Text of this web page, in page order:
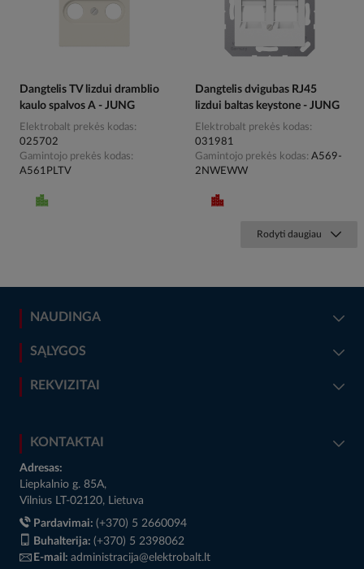
Dangtelis TV lizdui dramblio
kaulo spalvos A - JUNG
Elektrobalt prekės kodas
025702
Gamintojo prekės kodas
A561PLTV
Dangtelis dvigubas RJ45
lizdui baltas keystone - JUNG
Elektrobalt prekės kodas
031981
Gamintojo prekės kodas A569-
2NWEWW
Rodyti daugiau
NAUDINGA
SĄLYGOS
REKVIZITAI
KONTAKTAI
Adresas:
Liepkalnio g. 85A,
Vilnius LT-02120, Lietuva
Pardavimai: (+370) 5 2660094
Buhalterija: (+370) 5 2398062
E-mail: administracija@elektrobalt.lt